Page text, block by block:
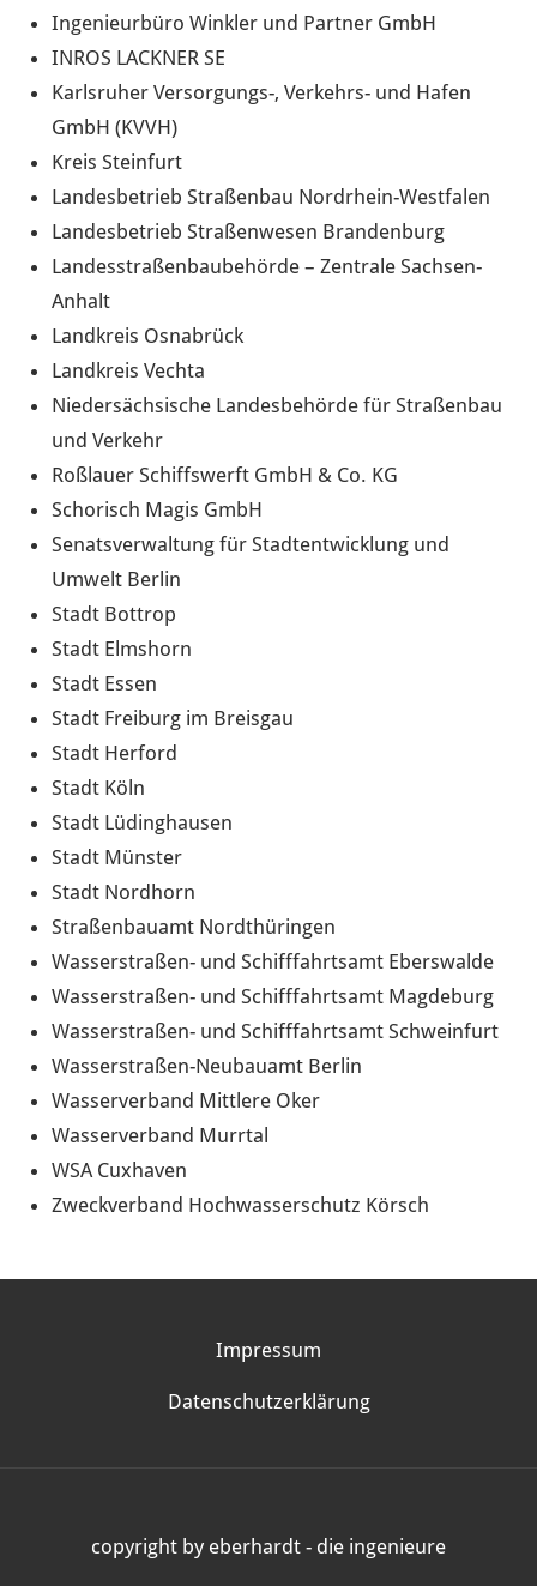
Ingenieurbüro Winkler und Partner GmbH
INROS LACKNER SE
Karlsruher Versorgungs-, Verkehrs- und Hafen
GmbH (KVVH)
Kreis Steinfurt
Landesbetrieb Straßenbau Nordrhein-Westfalen
Landesbetrieb Straßenwesen Brandenburg
Landesstraßenbaubehörde – Zentrale Sachsen-
Anhalt
Landkreis Osnabrück
Landkreis Vechta
Niedersächsische Landesbehörde für Straßenbau
und Verkehr
Roßlauer Schiffswerft GmbH & Co. KG
Schorisch Magis GmbH
Senatsverwaltung für Stadtentwicklung und
Umwelt Berlin
Stadt Bottrop
Stadt Elmshorn
Stadt Essen
Stadt Freiburg im Breisgau
Stadt Herford
Stadt Köln
Stadt Lüdinghausen
Stadt Münster
Stadt Nordhorn
Straßenbauamt Nordthüringen
Wasserstraßen- und Schifffahrtsamt Eberswalde
Wasserstraßen- und Schifffahrtsamt Magdeburg
Wasserstraßen- und Schifffahrtsamt Schweinfurt
Wasserstraßen-Neubauamt Berlin
Wasserverband Mittlere Oker
Wasserverband Murrtal
WSA Cuxhaven
Zweckverband Hochwasserschutz Körsch
Impressum
Datenschutzerklärung
copyright by eberhardt - die ingenieure